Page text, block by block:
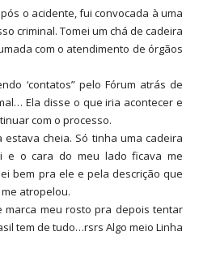
o acidente, fui convocada à uma
criminal. Tomei um chá de cadeira
com o atendimento de órgãos
‘contatos” pelo Fórum atrás de
Ela disse o que iria acontecer e
com o processo.
cheia. Só tinha uma cadeira
e o cara do meu lado ficava me
bem pra ele e pela descrição que
atropelou.
marca meu rosto pra depois tentar
tem de tudo…rsrs Algo meio Linha